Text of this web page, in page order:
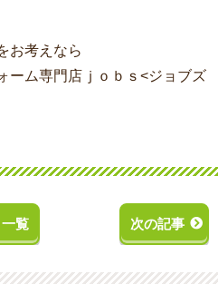
お考えなら
ーム専門店ｊｏｂｓ<ジョブズ
一覧 次の記事